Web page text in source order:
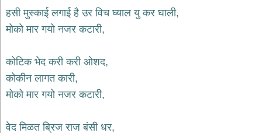
home
कृष्ण
bhajans
शिव
भजन
हनुमान
हसी मुस्काई लगाई है उर विच घ्याल यु कर घाली,
मोको मार गयो नजर कटारी,
कोटिक भेद करी करी ओशद,
कोकीन लागत कारी,
मोको मार गयो नजर कटारी,
वेद मिळत ब्रिज राज बंसी धर,